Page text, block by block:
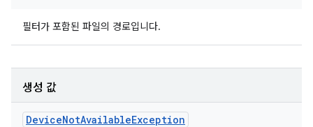
필터가 포함된 파일의 경로입니다.
생성 값
DeviceNotAvailableException